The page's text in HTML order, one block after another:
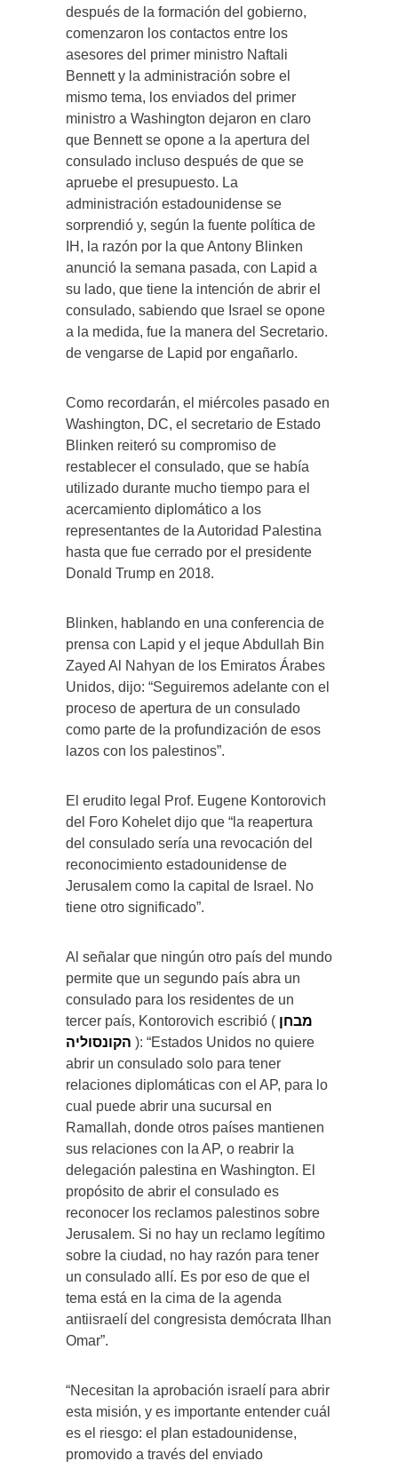
después de la formación del gobierno,
comenzaron los contactos entre los
asesores del primer ministro Naftali
Bennett y la administración sobre el
mismo tema, los enviados del primer
ministro a Washington dejaron en claro
que Bennett se opone a la apertura del
consulado incluso después de que se
apruebe el presupuesto. La
administración estadounidense se
sorprendió y, según la fuente política de
IH, la razón por la que Antony Blinken
anunció la semana pasada, con Lapid a
su lado, que tiene la intención de abrir el
consulado, sabiendo que Israel se opone
a la medida, fue la manera del Secretario.
de vengarse de Lapid por engañarlo.
Como recordarán, el miércoles pasado en
Washington, DC, el secretario de Estado
Blinken reiteró su compromiso de
restablecer el consulado, que se había
utilizado durante mucho tiempo para el
acercamiento diplomático a los
representantes de la Autoridad Palestina
hasta que fue cerrado por el presidente
Donald Trump en 2018.
Blinken, hablando en una conferencia de
prensa con Lapid y el jeque Abdullah Bin
Zayed Al Nahyan de los Emiratos Árabes
Unidos, dijo: “Seguiremos adelante con el
proceso de apertura de un consulado
como parte de la profundización de esos
lazos con los palestinos”.
El erudito legal Prof. Eugene Kontorovich
del Foro Kohelet dijo que “la reapertura
del consulado sería una revocación del
reconocimiento estadounidense de
Jerusalem como la capital de Israel. No
tiene otro significado”.
Al señalar que ningún otro país del mundo
permite que un segundo país abra un
consulado para los residentes de un
tercer país, Kontorovich escribió ( מבחן
הקונסוליה ): “Estados Unidos no quiere
abrir un consulado solo para tener
relaciones diplomáticas con el AP, para lo
cual puede abrir una sucursal en
Ramallah, donde otros países mantienen
sus relaciones con la AP, o reabrir la
delegación palestina en Washington. El
propósito de abrir el consulado es
reconocer los reclamos palestinos sobre
Jerusalem. Si no hay un reclamo legítimo
sobre la ciudad, no hay razón para tener
un consulado allí. Es por eso de que el
tema está en la cima de la agenda
antiisraelí del congresista demócrata Ilhan
Omar”.
“Necesitan la aprobación israelí para abrir
esta misión, y es importante entender cuál
es el riesgo: el plan estadounidense,
promovido a través del enviado